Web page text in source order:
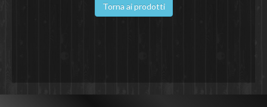
Torna ai prodotti